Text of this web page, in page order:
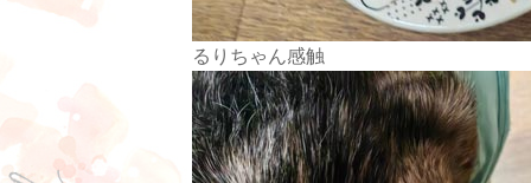
るりちゃん感触